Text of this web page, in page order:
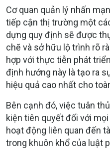
Cơ quan quản lý nhấn
tiếp cận thị trường một
dựng quy định sẽ được
chẽ và sở hữu lộ trình rõ
hợp với thực tiễn phát
định hướng này là tạo ra
hiệu quả cao nhất cho
Bên cạnh đó, việc tuân
kiện tiên quyết đối với
hoạt động liên quan đến
trong khuôn khổ của luật